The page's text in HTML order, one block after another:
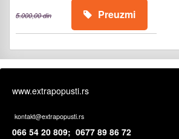
5.000,00 din Preuzmi
www.extrapopusti.rs
kontakt@extrapopusti.rs
066 54 20 809; 0677 89 86 72